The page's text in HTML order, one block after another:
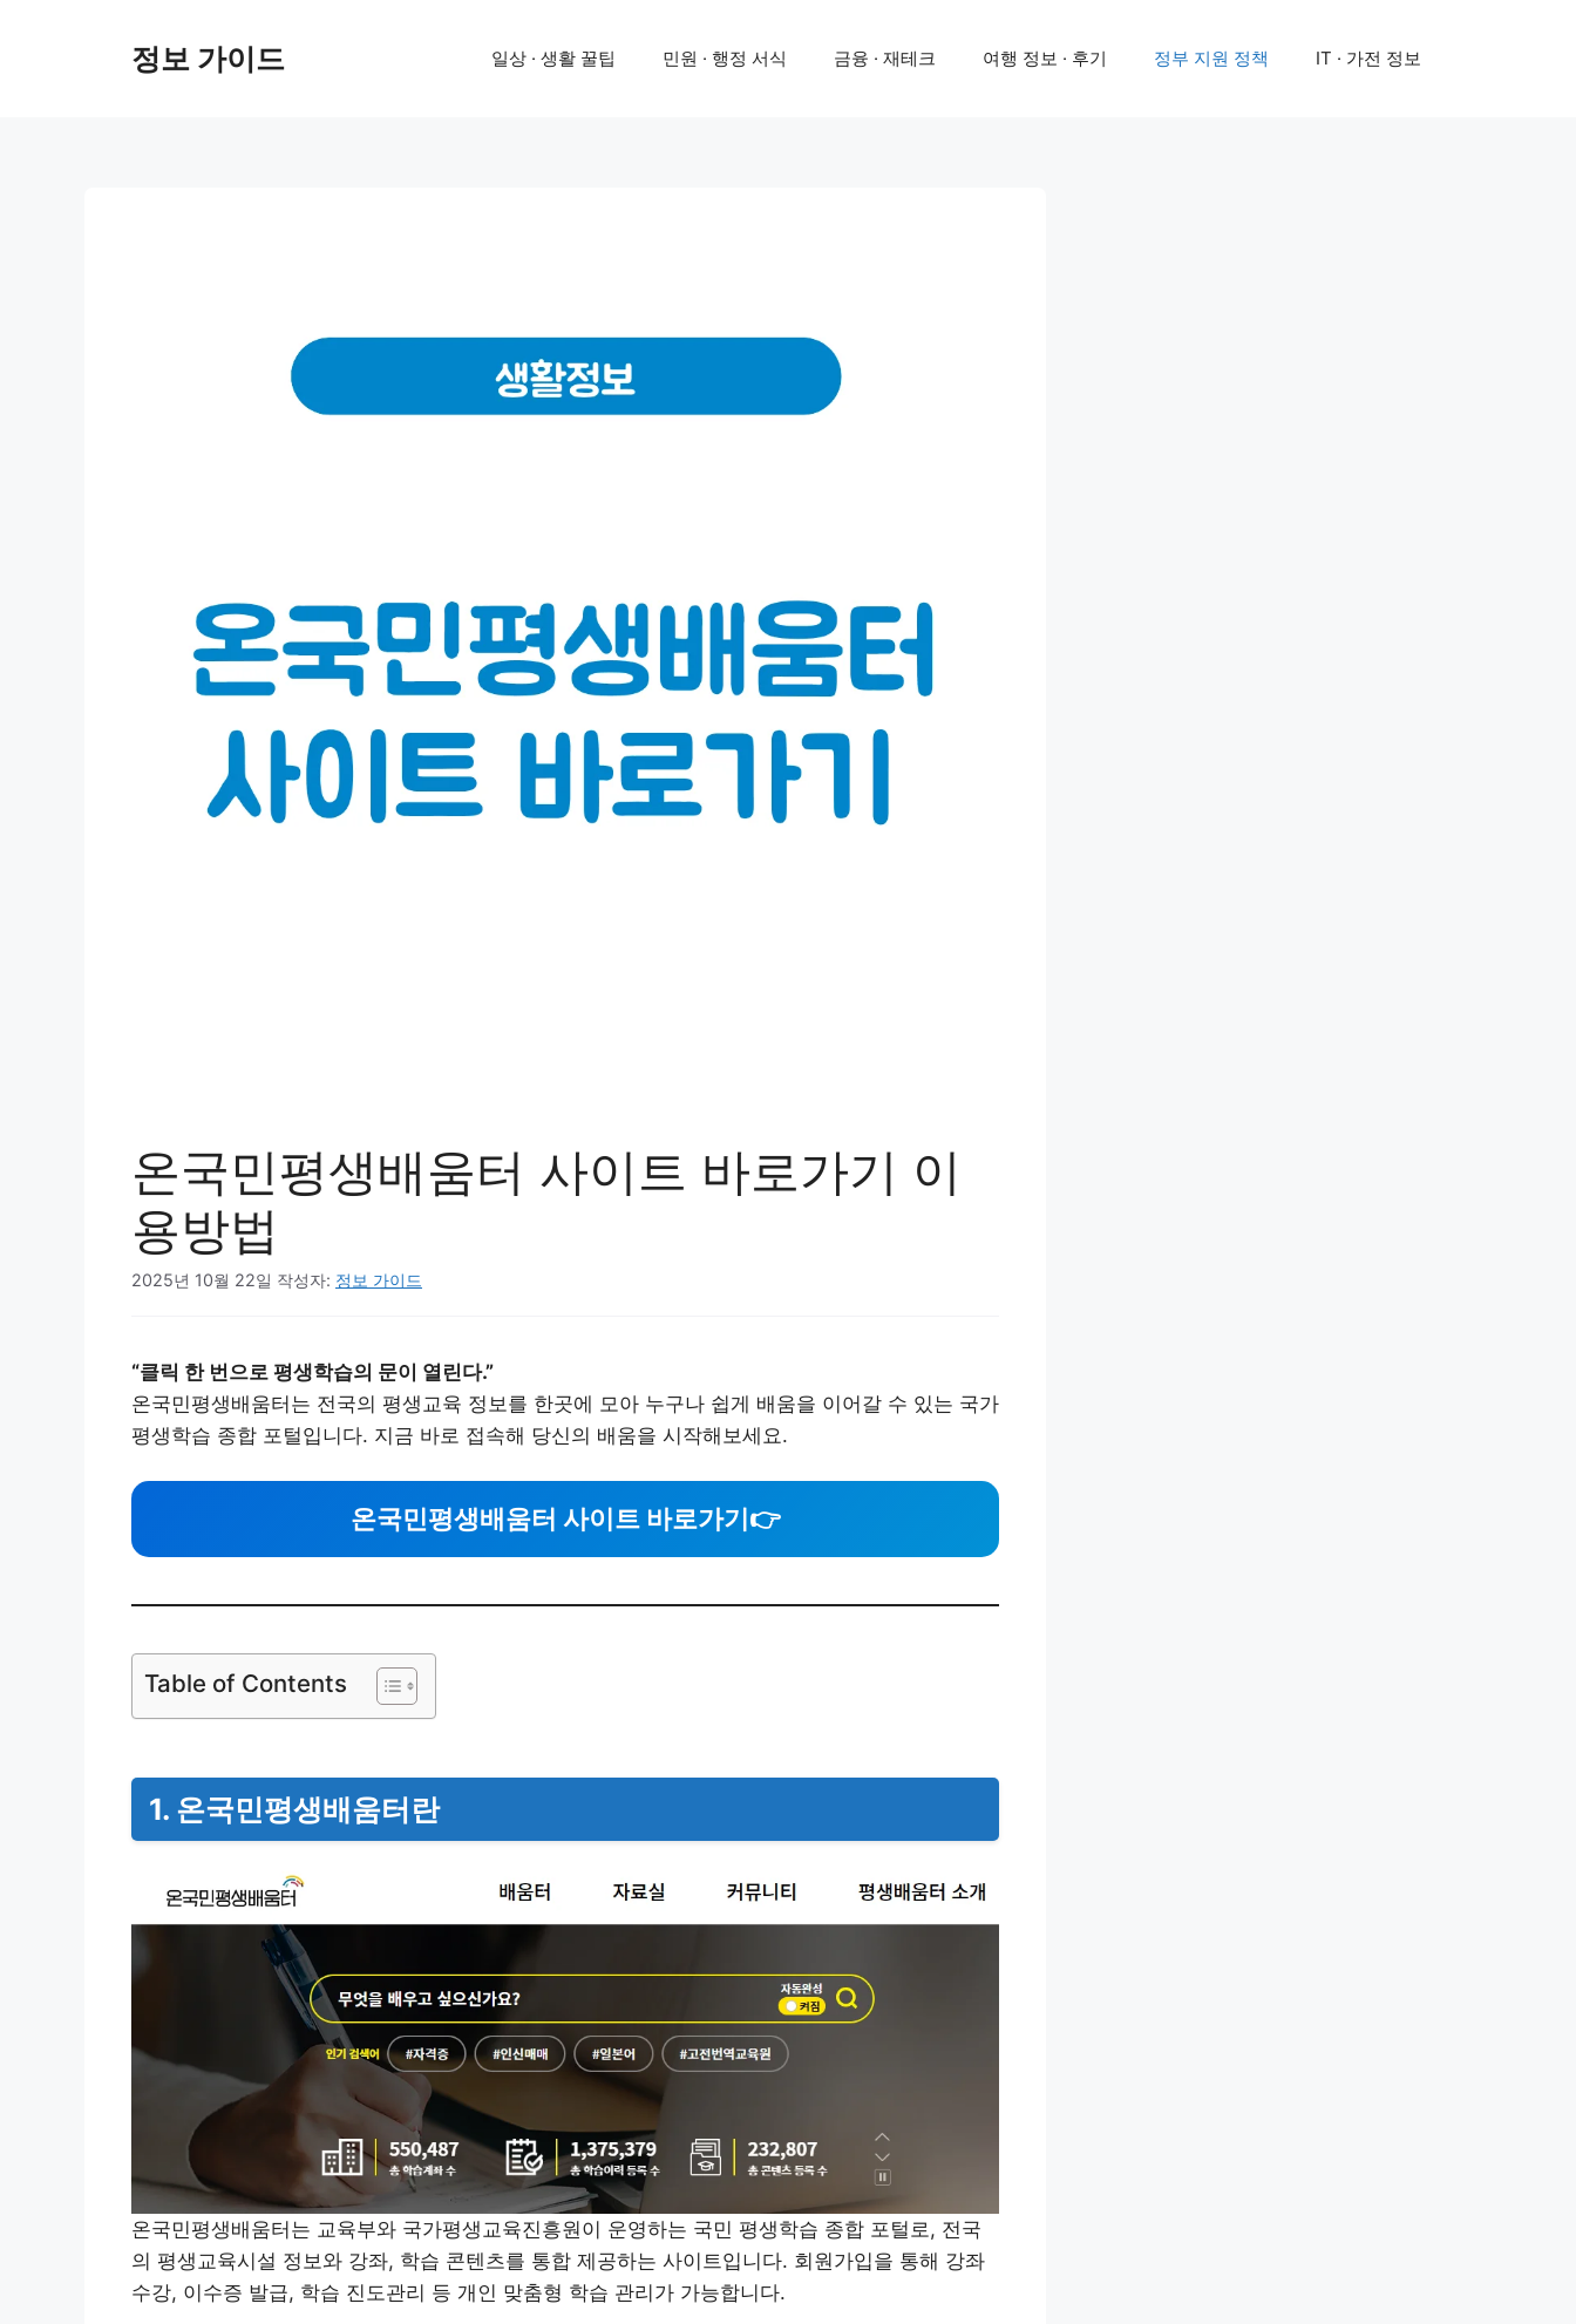
정보 가이드 일상 · 생활 꿀팁 민원 · 행정 서식 금융 · 재테크 여행 정보 · 후기 정부 지원 정책 IT · 가전 정보
온국민평생배움터 사이트 바로가기 이
용방법
2025년 10월 22일 작성자: 정보 가이드
“클릭 한 번으로 평생학습의 문이 열린다.”
온국민평생배움터는 전국의 평생교육 정보를 한곳에 모아 누구나 쉽게 배움을 이어갈 수 있는 국가
평생학습 종합 포털입니다. 지금 바로 접속해 당신의 배움을 시작해보세요.
온국민평생배움터 사이트 바로가기 👉
Table of Contents
1. 온국민평생배움터란
온국민평생배움터는 교육부와 국가평생교육진흥원이 운영하는 국민 평생학습 종합 포털로, 전국
의 평생교육시설 정보와 강좌, 학습 콘텐츠를 통합 제공하는 사이트입니다. 회원가입을 통해 강좌
수강, 이수증 발급, 학습 진도관리 등 개인 맞춤형 학습 관리가 가능합니다.